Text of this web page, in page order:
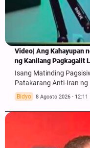
Video| Ang Kahayupan
ng Kanilang Pagkagalit
Isang Matinding
Patakarang Anti-Iran ng
Bidyo 8 Agosto 2026 - 12:11